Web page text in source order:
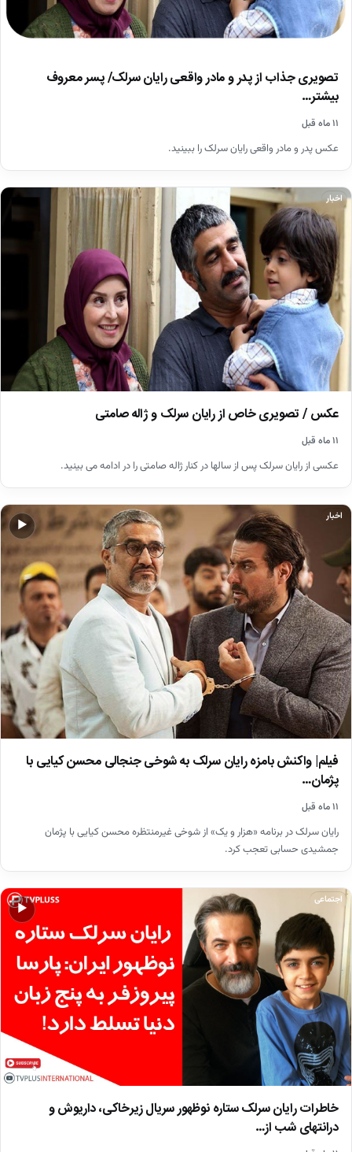
تصویری جذاب از پدر و مادر واقعی رایان سرلک/ پسر معروف
بیشتر…
۱۱ ماه قبل
عکس پدر و مادر واقعی رایان سرلک را ببینید.
اخبار
عکس / تصویری خاص از رایان سرلک و ژاله صامتی
۱۱ ماه قبل
عکسی از رایان سرلک پس از سالها در کنار ژاله صامتی را در ادامه می بینید.
▶
اخبار
فیلم| واکنش بامزه رایان سرلک به شوخی جنجالی محسن کیایی با
پژمان…
۱۱ ماه قبل
رایان سرلک در برنامه «هزار و یک» از شوخی غیرمنتظره محسن کیایی با پژمان
جمشیدی حسابی تعجب کرد.
▶
اجتماعی
خاطرات رایان سرلک ستاره نوظهور سریال زیرخاکی‌، داریوش و
درانتهای شب از…